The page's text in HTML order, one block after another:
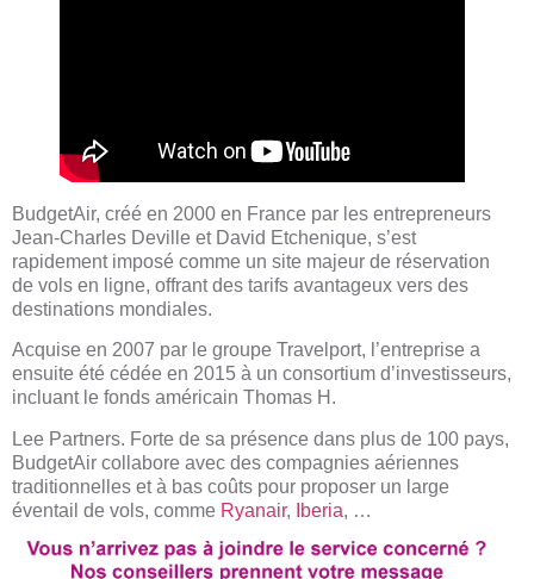
BudgetAir, créé en 2000 en France par les entrepreneurs
Jean-Charles Deville et David Etchenique, s’est
rapidement imposé comme un site majeur de réservation
de vols en ligne, offrant des tarifs avantageux vers des
destinations mondiales.
Acquise en 2007 par le groupe Travelport, l’entreprise a
ensuite été cédée en 2015 à un consortium d’investisseurs,
incluant le fonds américain Thomas H.
Lee Partners. Forte de sa présence dans plus de 100 pays,
BudgetAir collabore avec des compagnies aériennes
traditionnelles et à bas coûts pour proposer un large
éventail de vols, comme Ryanair, Iberia, …